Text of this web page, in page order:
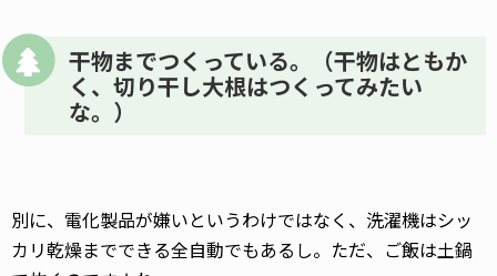
干物までつくっている。（干物はともか
く、切り干し大根はつくってみたい
な。）
別に、電化製品が嫌いというわけではなく、洗濯機はシッ
カリ乾燥までできる全自動でもあるし。ただ、ご飯は土鍋